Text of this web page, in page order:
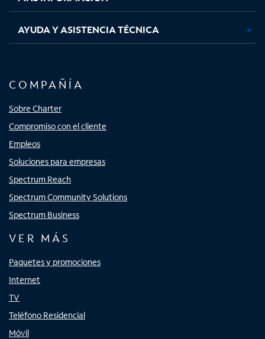
AYUDA Y ASISTENCIA TÉCNICA
COMPAÑÍA
Sobre Charter
Compromiso con el cliente
Empleos
Soluciones para empresas
Spectrum Reach
Spectrum Community Solutions
Spectrum Business
VER MÁS
Paquetes y promociones
Internet
TV
Teléfono Residencial
Móvil